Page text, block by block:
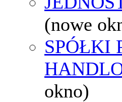
(nowe
SPÓŁKI
okno)